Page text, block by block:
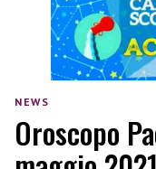
NEWS
Oroscopo